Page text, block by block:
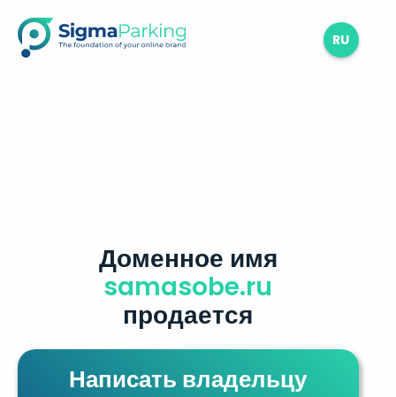
RU
Доменное имя
samasobe.ru
продается
Написать владельцу